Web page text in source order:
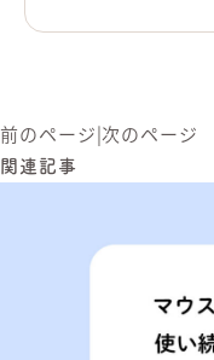
前のページ|次のページ
関連記事